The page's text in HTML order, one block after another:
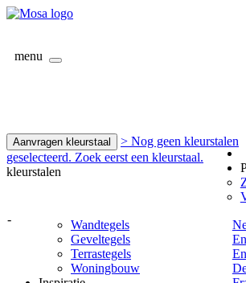
menu
Aanvragen kleurstaal
> Nog geen kleurstalen
geselecteerd. Zoek eerst een kleurstaal.
kleurstalen
-
Wandtegels
Geveltegels
Terrastegels
Woningbouw